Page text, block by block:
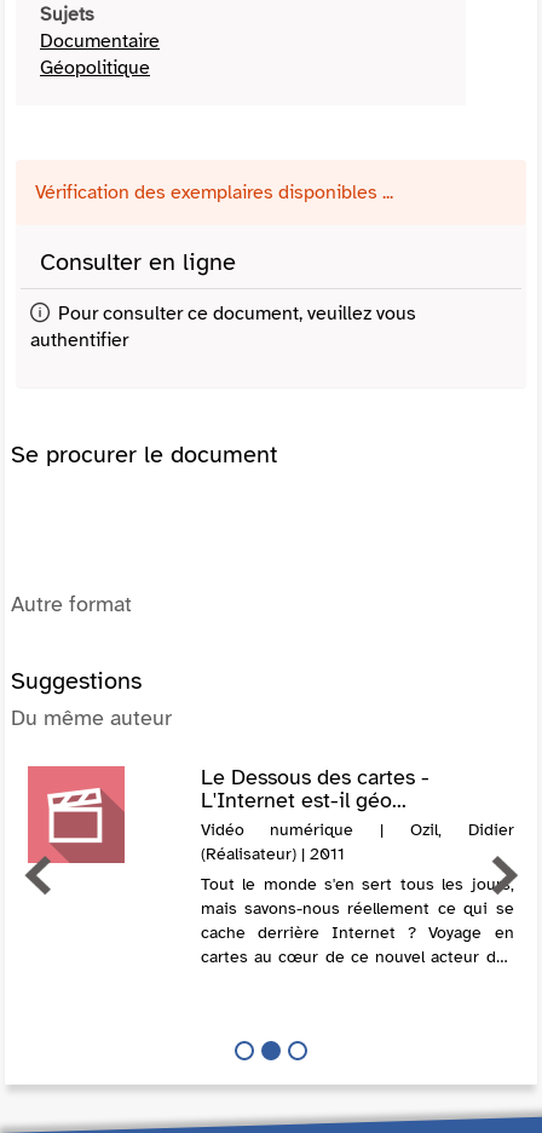
Sujets
Documentaire
Géopolitique
Vérification des exemplaires disponibles ...
Consulter en ligne
Pour consulter ce document, veuillez vous
authentifier
Se procurer le document
Autre format
Suggestions
Du même auteur
Le Dessous des cartes -
L'Internet est-il géo...
Vidéo numérique | Ozil, Didier
(Réalisateur) | 2011
Tout le monde s'en sert tous les jours,
mais savons-nous réellement ce qui se
cache derrière Internet ? Voyage en
cartes au cœur de ce nouvel acteur des